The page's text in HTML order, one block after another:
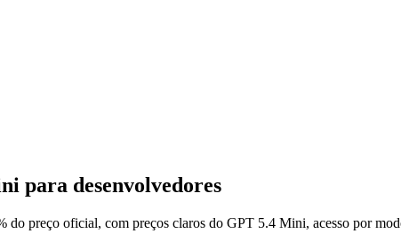
para desenvolvedores
preço oficial, com preços claros do GPT 5.4 Mini, acesso por